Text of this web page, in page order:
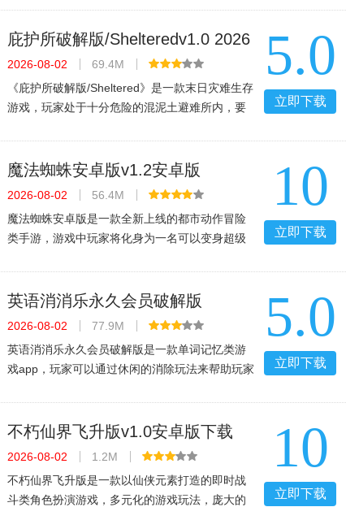
上最闪亮的舞台，趣味养成玩法加上
庇护所破解版/Shelteredv1.0 2026
官方中文版
2026-08-02
69.4M
《庇护所破解版/Sheltered》是一款末日灾难生存
游戏，玩家处于十分危险的混泥土避难所内，要
款游戏风玩家不要错过哟！游戏介
5.0
立即下载
魔法蜘蛛安卓版v1.2安卓版
2026-08-02
56.4M
魔法蜘蛛安卓版是一款全新上线的都市动作冒险
类手游，游戏中玩家将化身为一名可以变身超级
放性世界等待玩家探索，一定不要错
10
立即下载
英语消消乐永久会员破解版
2026-08-02
77.9M
英语消消乐永久会员破解版是一款单词记忆类游
戏app，玩家可以通过休闲的消除玩法来帮助玩家
地址，希望大家喜欢！英语消消乐
5.0
立即下载
不朽仙界飞升版v1.0安卓版下载
2026-08-02
1.2M
不朽仙界飞升版是一款以仙侠元素打造的即时战
斗类角色扮演游戏，多元化的游戏玩法，庞大的
10
立即下载